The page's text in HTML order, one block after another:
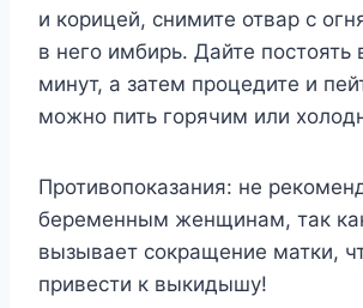
и корицей, снимите отвар с
в него имбирь. Дайте постоять
минут, а затем процедите и
можно пить горячим или
Противопоказания: не
беременным женщинам, так
вызывает сокращение матки,
привести к выкидышу!